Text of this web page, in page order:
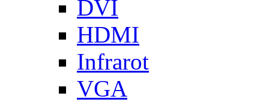
DVI
HDMI
Infrarot
VGA